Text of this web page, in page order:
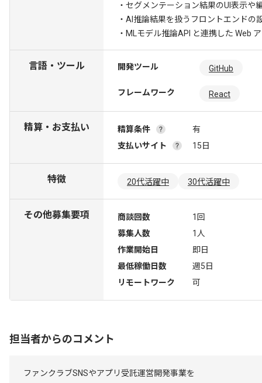
・セグメンテーション結果のUI表示や
・AI推論結果を扱うフロントエンドの
・MLモデル推論API と連携した Web
言語・ツール 開発ツール GitHub
フレームワーク React
精算・お支払い 精算条件
有
支払いサイト
15日
特徴 20代活躍中 30代活躍中
その他募集要項 商談回数
1回
募集人数
1人
作業開始日
即日
最低稼働日数
週5日
リモートワーク
可
担当者からのコメント
ファンクラブSNSやアプリ受託運営開発事業を